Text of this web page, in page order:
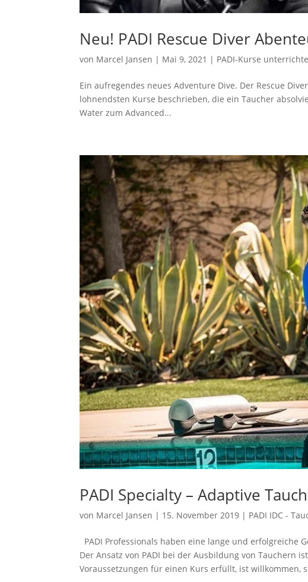
Neu! PADI Rescue Diver
von Marcel Jansen | Mai 9, 2021 | PADI-Kurse
Ein aufregendes neues Adventure Dive. Der Rescue
lohnendsten Kurse beschrieben, die ein Taucher
Water zum Advanced...
PADI Specialty – Adaptive
von Marcel Jansen | 15. November 2019 | PADI IDC -
PADI Professionals haben eine lange und
Der Ansatz von PADI bei der Ausbildung von Tauchern
Voraussetzungen für einen Kurs erfüllt, ist willkommen,